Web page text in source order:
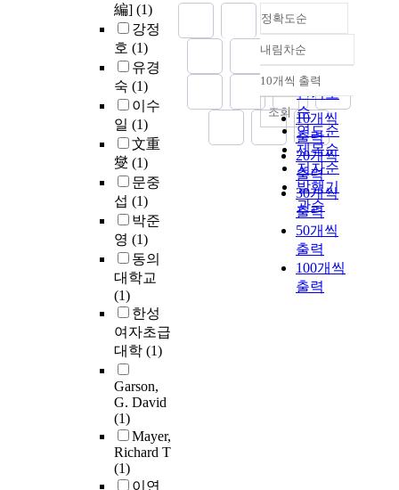
編] (1)
강정
호 (1)
유경
숙 (1)
이수
일 (1)
文重
燮 (1)
문중
섭 (1)
박준
영 (1)
동의
대학교
(1)
한성
여자초급
대학 (1)
Garson,
G. David
(1)
Mayer,
Richard T
(1)
이연
정확도순
정확도
순
인기도
순
연도순
제목순
저자순
발행기
관순
내림차순
내림차순
10개씩 출력
10개씩
출력
20개씩
출력
30개씩
출력
50개씩
출력
100개씩
출력
조회